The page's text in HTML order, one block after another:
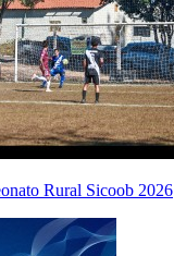
Rural Sicoob 2026